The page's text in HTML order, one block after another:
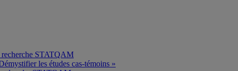
recherche STATQAM
les études cas-témoins »